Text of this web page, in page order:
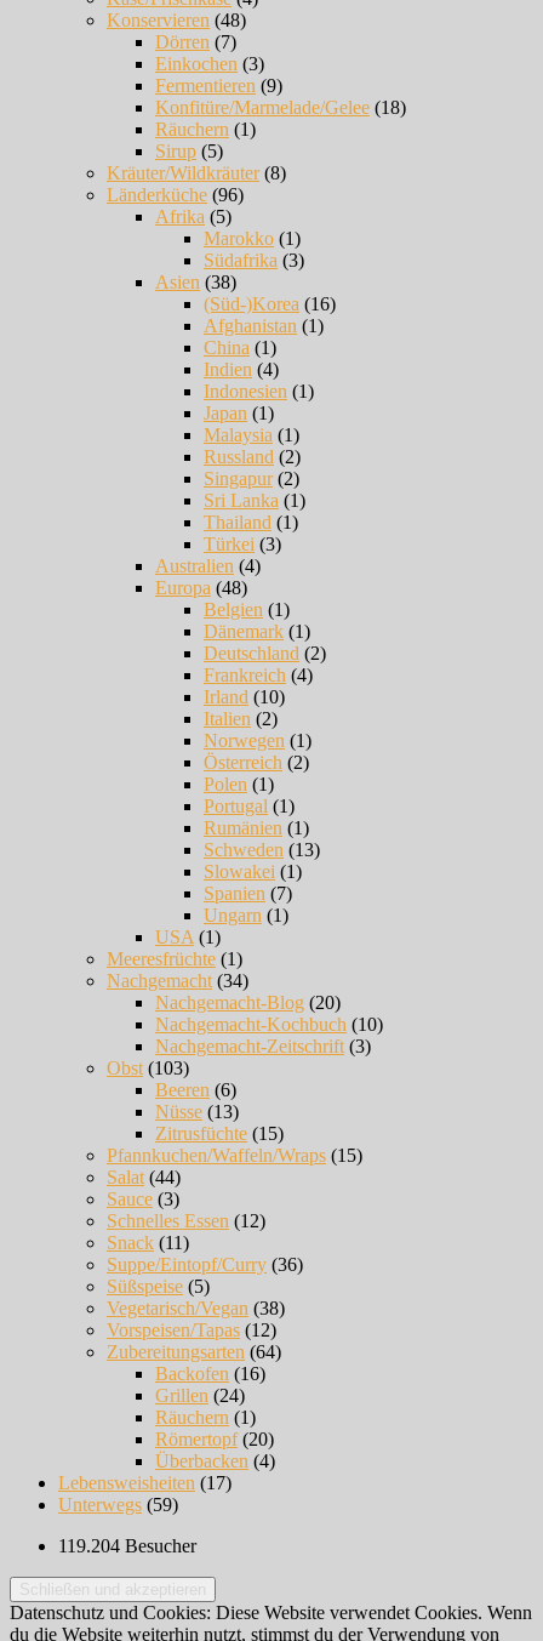
Konservieren (48)
Dörren (7)
Einkochen (3)
Fermentieren (9)
Konfitüre/Marmelade/Gelee (18)
Räuchern (1)
Sirup (5)
Kräuter/Wildkräuter(8)
Länderküche (96)
Afrika (5)
Marokko (1)
Südafrika (3)
Asien (38)
(Süd-)Korea (16)
Afghanistan (1)
China (1)
Indien (4)
Indonesien (1)
Japan (1)
Malaysia (1)
Russland (2)
Singapur(2)
Sri Lanka (1)
Thailand (1)
Türkei (3)
Australien (4)
Europa (48)
Belgien (1)
Dänemark (1)
Deutschland (2)
Frankreich (4)
Irland (10)
Italien (2)
Norwegen (1)
Österreich (2)
Polen (1)
Portugal (1)
Rumänien (1)
Schweden (13)
Slowakei (1)
Spanien (7)
Ungarn (1)
USA (1)
Meeresfrüchte (1)
Nachgemacht (34)
Nachgemacht-Blog (20)
Nachgemacht-Kochbuch (10)
Nachgemacht-Zeitschrift (3)
Obst (103)
Beeren (6)
Nüsse (13)
Zitrusfüchte (15)
Pfannkuchen/Waffeln/Wraps (15)
Salat (44)
Sauce (3)
Schnelles Essen (12)
Snack (11)
Suppe/Eintopf/Curry (36)
Süßspeise (5)
Vegetarisch/Vegan (38)
Vorspeisen/Tapas (12)
Zubereitungsarten (64)
Backofen (16)
Grillen (24)
Räuchern (1)
Römertopf(20)
Überbacken (4)
Lebensweisheiten (17)
Unterwegs (59)
119.204 Besucher
Datenschutz und Cookies: Diese Website verwendet Cookies. Wenn
du die Website weiterhin nutzt, stimmst du der Verwendung von